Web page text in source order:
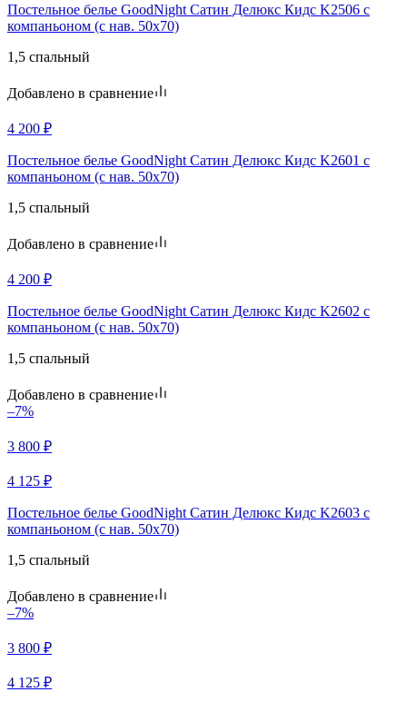
Постельное белье GoodNight Сатин Делюкс Кидс K2506 с
компаньоном (с нав. 50х70)
1,5 спальный
Добавлено в сравнение
4 200 ₽
Постельное белье GoodNight Сатин Делюкс Кидс K2601 с
компаньоном (с нав. 50х70)
1,5 спальный
Добавлено в сравнение
4 200 ₽
Постельное белье GoodNight Сатин Делюкс Кидс K2602 с
компаньоном (с нав. 50х70)
1,5 спальный
Добавлено в сравнение
–7%
3 800 ₽
4 125 ₽
Постельное белье GoodNight Сатин Делюкс Кидс K2603 с
компаньоном (с нав. 50х70)
1,5 спальный
Добавлено в сравнение
–7%
3 800 ₽
4 125 ₽